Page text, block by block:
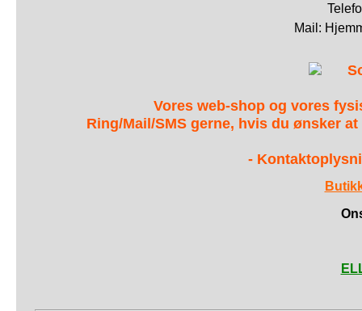
Mail:
Vores web-shop og vores
Ring/Mail/SMS gerne, hvis du ønsker
-